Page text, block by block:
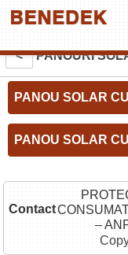
< PANOURI
PANOU SOLAR
PANOU SOLAR
Contact
–